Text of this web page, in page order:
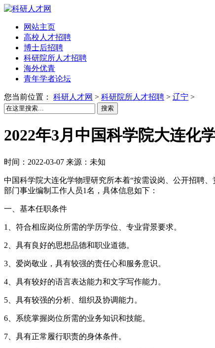
网站主页
高校人才招聘
博士后招聘
科研院所人才招聘
海外优青
青年学者论坛
您当前位置： 科研人才网 > 科研院所人才招聘 > 辽宁 >
搜索
2022年3月中国科学院大连化
时间：2022-03-07 来源：未知
中国科学院大连化学物理研究所本着“按需设岗、公开招聘
部门事业编制工作人员1名，具体信息如下：
一、基本任职条件
1、符合相应岗位所需的学历学位、专业背景要求。
2、具有良好的思想品德和职业道德。
3、爱岗敬业，具有较强的责任心和服务意识。
4、具有较好的语言表达能力和文字写作能力。
5、具有较强的分析、组织及协调能力。
6、系统掌握岗位所需的业务知识和技能。
7、具有正常履行职责的身体条件。